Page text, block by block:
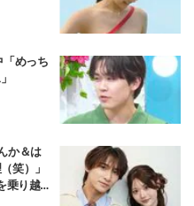
めっち
か＆は
笑）」
乗り越え